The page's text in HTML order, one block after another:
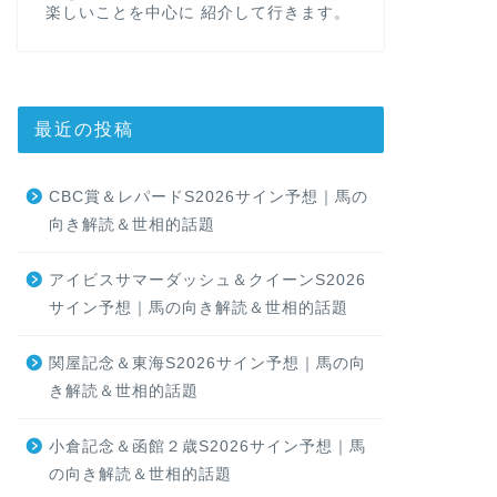
楽しいことを中心に 紹介して行きます。
最近の投稿
CBC賞＆レパードS2026サイン予想｜馬の
向き解読＆世相的話題
アイビスサマーダッシュ＆クイーンS2026
サイン予想｜馬の向き解読＆世相的話題
関屋記念＆東海S2026サイン予想｜馬の向
き解読＆世相的話題
小倉記念＆函館２歳S2026サイン予想｜馬
の向き解読＆世相的話題